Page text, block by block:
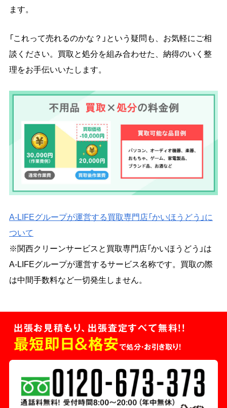
ます。
「これって売れるのかな？」という疑問も、お気軽にご相
談ください。買取と処分を組み合わせた、納得のいく整
理をお手伝いいたします。
A-LIFEグループが運営する買取専門店「かいほうどう」に
ついて
※関西クリーンサービスと買取専門店「かいほうどう」は
A-LIFEグループが運営するサービス名称です。買取の際
は中間手数料など一切発生しません。
出張お見積もり、出張査定すべて無料!!
最短即日＆格安で処分・お引き取り！